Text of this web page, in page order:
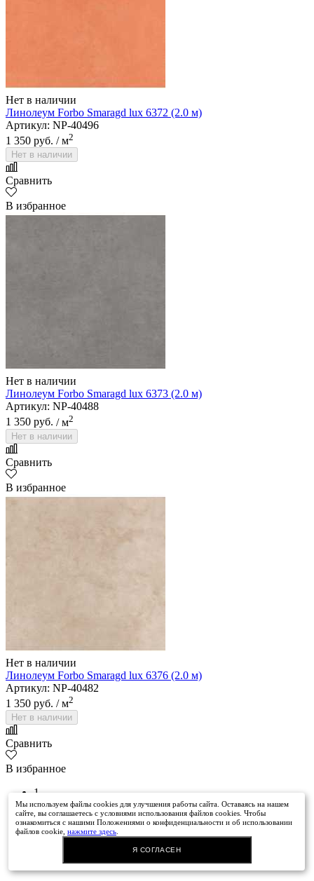
Нет в наличии
Линолеум Forbo Smaragd lux 6372 (2.0 м)
Артикул: NP-40496
1 350 руб. / м2
Нет в наличии
Сравнить
В избранное
Нет в наличии
Линолеум Forbo Smaragd lux 6373 (2.0 м)
Артикул: NP-40488
1 350 руб. / м2
Нет в наличии
Сравнить
В избранное
Нет в наличии
Линолеум Forbo Smaragd lux 6376 (2.0 м)
Артикул: NP-40482
1 350 руб. / м2
Нет в наличии
Сравнить
В избранное
1
2
3
4
Мы используем файлы cookies для улучшения работы сайта. Оставаясь на нашем
сайте, вы соглашаетесь с условиями использования файлов cookies. Чтобы
ознакомиться с нашими Положениями о конфиденциальности и об использовании
файлов cookie,нажмите здесь
Я СОГЛАСЕН